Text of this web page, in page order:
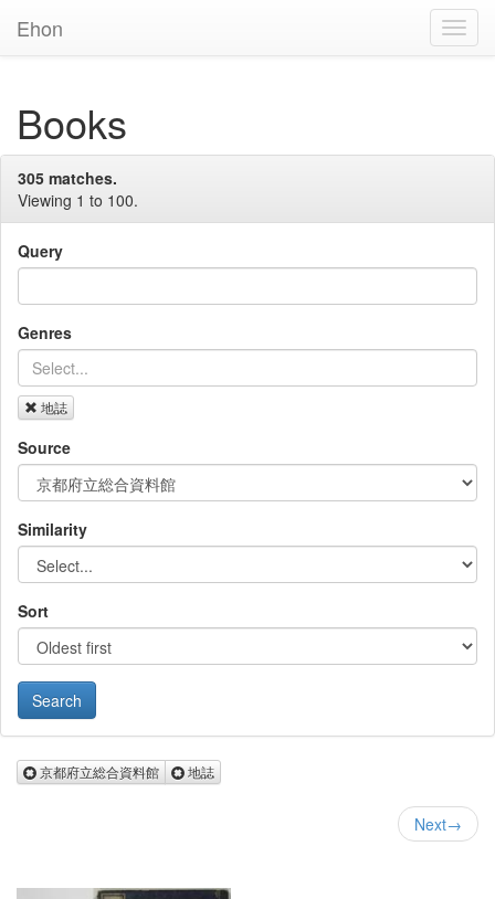
Ehon
Books
305 matches.
Viewing 1 to 100.
Query
Genres
地誌
Source
Similarity
Sort
京都府立総合資料館Remove 京都府立総合資料館
地誌Remove 地誌
Next→